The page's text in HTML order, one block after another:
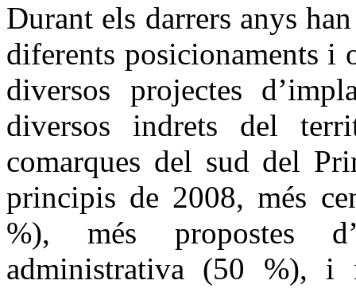
Durant els darrers anys
diferents posicionaments i
diversos projectes
diversos indrets del
comarques del sud del
principis de 2008, més
%), més propostes
administrativa (50 %), i